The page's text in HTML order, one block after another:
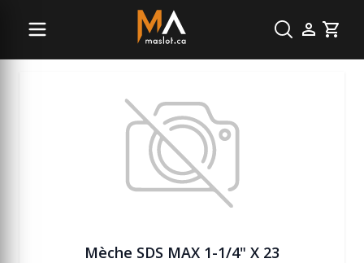
Cart
Béton
Mèche SDS MAX 1-1/4" X 23